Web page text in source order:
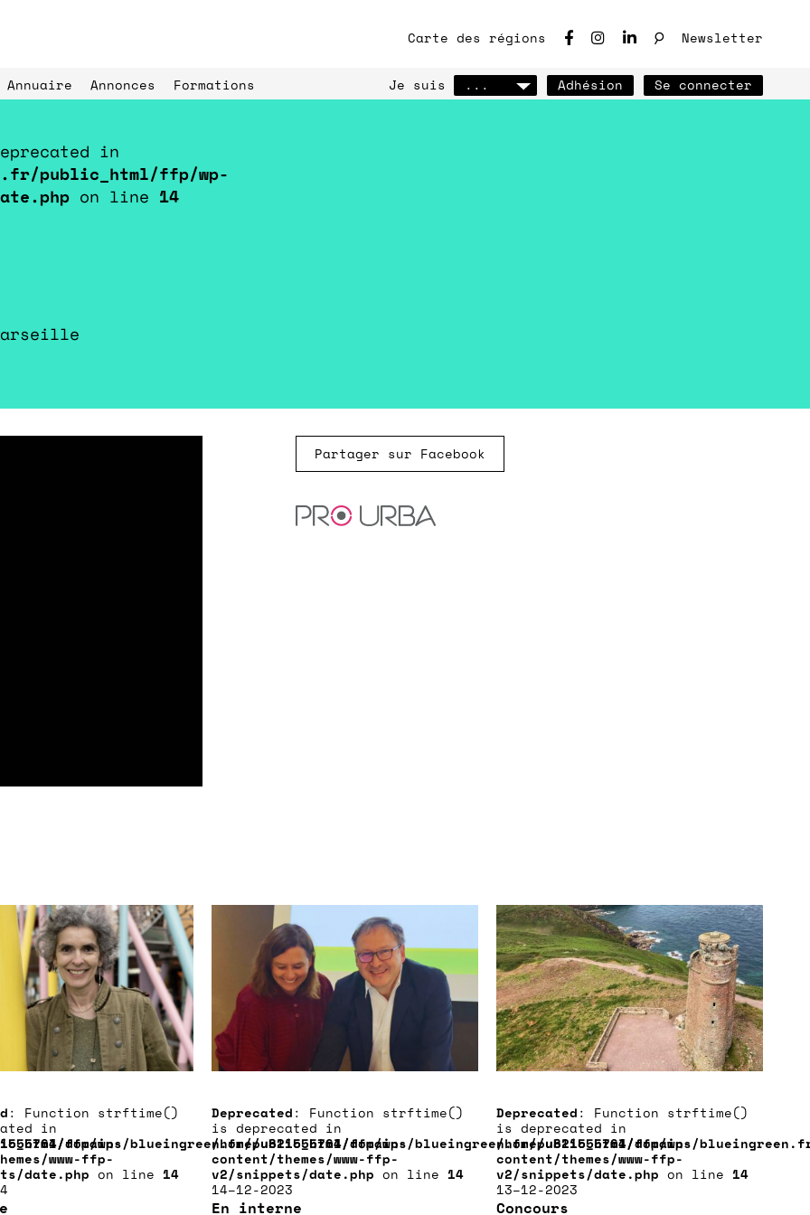
Carte des régions ♩ Newsletter
Annuaire Annonces Formations Je suis ... Adhésion Se connecter
in
public_html/ffp/wp-
on line 14
Partager sur Facebook
ffp/wp-
: Function strftime()
in
domains/blueingreen.fr/public_html/ffp/wp-
www-ffp-
date.php on line 14
Deprecated: Function strftime()
is deprecated in
/home/u821555764/domains/blueingreen.fr/public_html/ffp/wp-
content/themes/www-ffp-
v2/snippets/date.php on line 14
14–12-2023
En interne
Deprecated: Function strftime()
is deprecated in
/home/u821555764/domains/
content/themes/www-ffp-
v2/snippets/date.php on line 14
13–12-2023
Concours